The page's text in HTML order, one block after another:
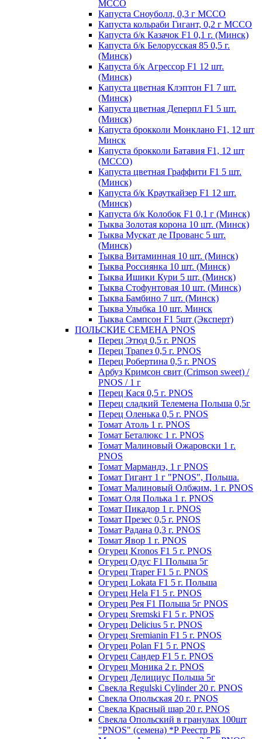
МССО
Капуста Сноуболл, 0,3 г МССО
Капуста кольраби Гигант, 0,2 г МССО
Капуста б/к Казачок F1 0,1 г. (Минск)
Капуста б/к Белорусская 85 0,5 г.
(Минск)
Капуста б/к Агрессор F1 12 шт.
(Минск)
Капуста цветная Клэптон F1 7 шт.
(Минск)
Капуста цветная Деперпл F1 5 шт.
(Минск)
Капуста брокколи Монклано F1, 12 шт
Минск
Капуста брокколи Батавия F1, 12 шт
(МССО)
Капуста цветная Граффити F1 5 шт.
(Минск)
Капуста б/к Крауткайзер F1 12 шт.
(Минск)
Капуста б/к Колобок F1 0,1 г (Минск)
Тыква Золотая корона 10 шт. (Минск)
Тыква Мускат де Прованс 5 шт.
(Минск)
Тыква Витаминная 10 шт. (Минск)
Тыква Россиянка 10 шт. (Минск)
Тыква Ишики Кури 5 шт. (Минск)
Тыква Стофунтовая 10 шт. (Минск)
Тыква Бамбино 7 шт. (Минск)
Тыква Улыбка 10 шт. Минск
Тыква Сампсон F1 5шт (Эксперт)
ПОЛЬСКИЕ СЕМЕНА PNOS
Перец Этюд 0,5 г. PNOS
Перец Трапез 0,5 г. PNOS
Перец Робертина 0,5 г. PNOS
Арбуз Кримсон свит (Crimson sweet) /
PNOS / 1 г
Перец Кася 0,5 г. PNOS
Перец сладкий Телемена Польша 0,5г
Перец Оленька 0,5 г. PNOS
Томат Атоль 1 г. PNOS
Томат Беталюкс 1 г. PNOS
Томат Малиновый Ожаровски 1 г.
PNOS
Томат Мармандэ, 1 г PNOS
Томат Гигант 1 г "PNOS", Польша.
Томат Малиновый Олбжим, 1 г. PNOS
Томат Оля Полька 1 г. PNOS
Томат Пикадор 1 г. PNOS
Томат Презес 0,5 г. PNOS
Toмaт Рaдaнa 0,3 г. PNOS
Томат Явор 1 г. PNOS
Огурец Kronos F1 5 г. PNOS
Огурец Одус F1 Польша 5г
Огурец Traper F1 5 г. PNOS
Огурец Lokata F1 5 г. Польша
Огурец Hela F1 5 г. PNOS
Огурец Рея F1 Польша 5г PNOS
Огурец Sremski F1 5 г. PNOS
Огурец Delicius 5 г. PNOS
Огурец Sremianin F1 5 г. PNOS
Огурец Polan F1 5 г. PNOS
Огурец Сандер F1 5 г. PNOS
Огурец Моника 2 г. PNOS
Огурец Делициус Польша 5г
Свекла Regulski Cylinder 20 г. PNOS
Свекла Опольская 20 г. PNOS
Свекла Красный шар 20 г. PNOS
Свекла Опольский в гранулах 100шт
"PNOS" (семена) *Р Реестр РБ